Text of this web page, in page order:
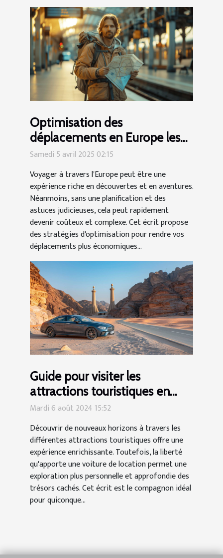
Optimisation des
déplacements en Europe les
astuces pour des voyages
économiques et fluides
Samedi 5 avril 2025 02:15
Voyager à travers l'Europe peut être une
expérience riche en découvertes et en aventures.
Néanmoins, sans une planification et des
astuces judicieuses, cela peut rapidement
devenir coûteux et complexe. Cet écrit propose
des stratégies d'optimisation pour rendre vos
déplacements plus économiques...
Guide pour visiter les
attractions touristiques en
voiture louée
Mardi 6 août 2024 15:52
Découvrir de nouveaux horizons à travers les
différentes attractions touristiques offre une
expérience enrichissante. Toutefois, la liberté
qu'apporte une voiture de location permet une
exploration plus personnelle et approfondie des
trésors cachés. Cet écrit est le compagnon idéal
pour quiconque...